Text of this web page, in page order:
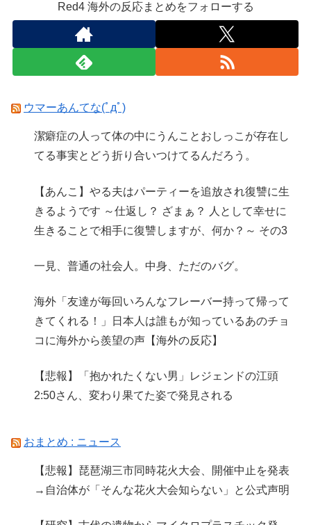
Red4 海外の反応まとめをフォローする
ウマーあんてな(ﾟдﾟ)
潔癖症の人って体の中にうんことおしっこが存在し
てる事実とどう折り合いつけてるんだろう。
【あんこ】やる夫はパーティーを追放され復讐に生
きるようです ～仕返し？ ざまぁ？ 人として幸せに
生きることで相手に復讐しますが、何か？～ その3
一見、普通の社会人。中身、ただのバグ。
海外「友達が毎回いろんなフレーバー持って帰って
きてくれる！」日本人は誰もが知っているあのチョ
コに海外から羨望の声【海外の反応】
【悲報】「抱かれたくない男」レジェンドの江頭
2:50さん、変わり果てた姿で発見される
おまとめ : ニュース
【悲報】琵琶湖三市同時花火大会、開催中止を発表
→自治体が「そんな花火大会知らない」と公式声明